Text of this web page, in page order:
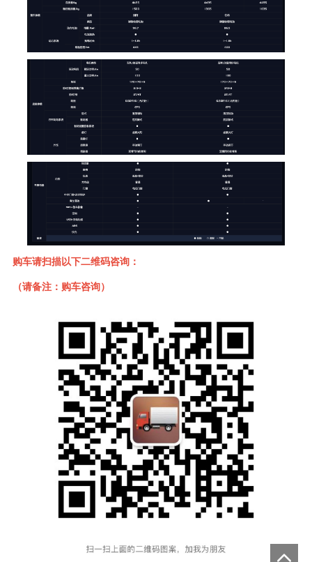
购车请扫描以下二维码咨询：
（请备注：购车咨询）